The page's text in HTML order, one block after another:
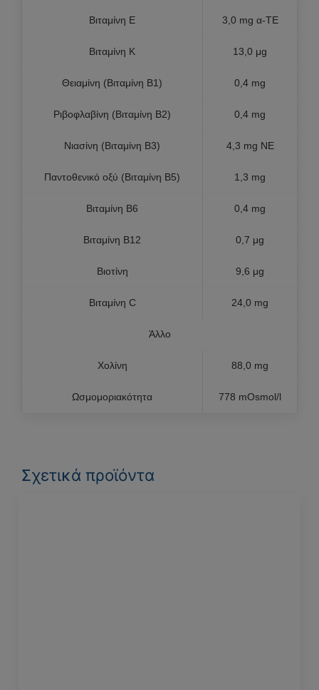
Βιταμίνη E 3,0 mg α-TE
Βιταμίνη K 13,0 μg
Θειαμίνη (Βιταμίνη B1) 0,4 mg
Ριβοφλαβίνη (Βιταμίνη B2) 0,4 mg
Νιασίνη (Βιταμίνη B3) 4,3 mg NE
Παντοθενικό οξύ (Βιταμίνη B5) 1,3 mg
Βιταμίνη B6 0,4 mg
Βιταμίνη B12 0,7 μg
Βιοτίνη 9,6 μg
Βιταμίνη C 24,0 mg
Άλλο
Χολίνη 88,0 mg
Ωσμομοριακότητα 778 mOsmol/l
Σχετικά προϊόντα